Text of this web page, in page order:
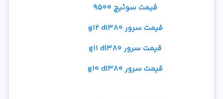
قیمت سوئیچ 9500
قیمت سرور g12 dl380
قیمت سرور g11 dl380
قیمت سرور g10 dl380